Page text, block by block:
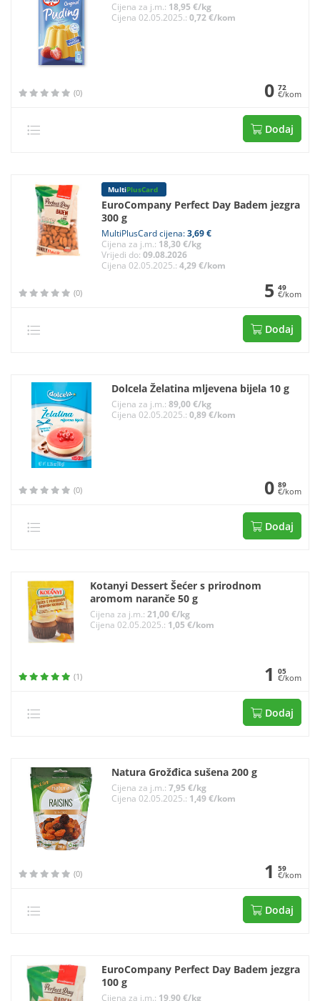
Cijena za j.m.: 18,95 €/kg
Cijena 02.05.2025.: 0,72 €/kom
(0) 0 72
€/kom
Dodaj
MultiPlusCard
EuroCompany Perfect Day Badem jezgra
300 g
MultiPlusCard cijena:3,69 €
Cijena za j.m.: 18,30 €/kg
Vrijedi do: 09.08.2026
Cijena 02.05.2025.: 4,29 €/kom
(0) 5 49
€/kom
Dodaj
Dolcela Želatina mljevena bijela 10 g
Cijena za j.m.: 89,00 €/kg
Cijena 02.05.2025.: 0,89 €/kom
(0) 0 89
€/kom
Dodaj
Kotanyi Dessert Šećer s prirodnom
aromom naranče 50 g
Cijena za j.m.: 21,00 €/kg
Cijena 02.05.2025.: 1,05 €/kom
(1) 1 05
€/kom
Dodaj
Natura Grožđica sušena 200 g
Cijena za j.m.: 7,95 €/kg
Cijena 02.05.2025.: 1,49 €/kom
(0) 1 59
€/kom
Dodaj
EuroCompany Perfect Day Badem jezgra
100 g
Cijena za j.m.: 19,90 €/kg